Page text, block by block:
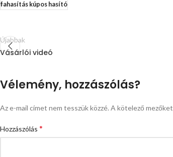
fahasítás kúpos hasító
Újabbak
Vásárlói videó
Vélemény, hozzászólás?
Az e-mail címet nem tesszük közzé. A kötelező mezőket
Hozzászólás *